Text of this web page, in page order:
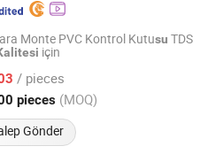
Monte PVC Kontrol Kutusu TDS
için
/ pieces
pieces (MOQ)
Gönder
Co., Ltd.
Fiyat 2025